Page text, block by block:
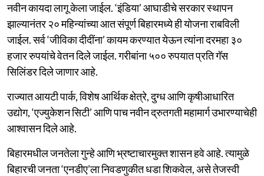
नवीन कायदा लागू केला जाईल. ‘इंडिया’ आघाडीचे सरकार स्थापन
झाल्यानंतर २० महिन्यांच्या आत संपूर्ण बिहारमध्ये ही योजना राबविली
जाईल. सर्व ‘जीविका दीदींना’ कायम करण्यात येऊन त्यांना दरमहा ३०
हजार रुपयांचे वेतन दिले जाईल. गरीबांना ५०० रुपयात प्रति गॅस
सिलिंडर दिले जाणार आहे.
राज्यात आयटी पार्क, विशेष आर्थिक क्षेत्रे, दुग्ध आणि कृषीआधारित
उद्योग, ‘एज्युकेशन सिटी’ आणि पाच नवीन द्रुतगती महामार्ग उभारण्याचेही
आश्वासन दिले आहे.
बिहारमधील जनतेला गुन्हे आणि भ्रष्टाचारमुक्त शासन हवे आहे. त्यामुळे
बिहारची जनता ‘एनडीए’ला निवडणुकीत धडा शिकवेल, असे तेजस्वी